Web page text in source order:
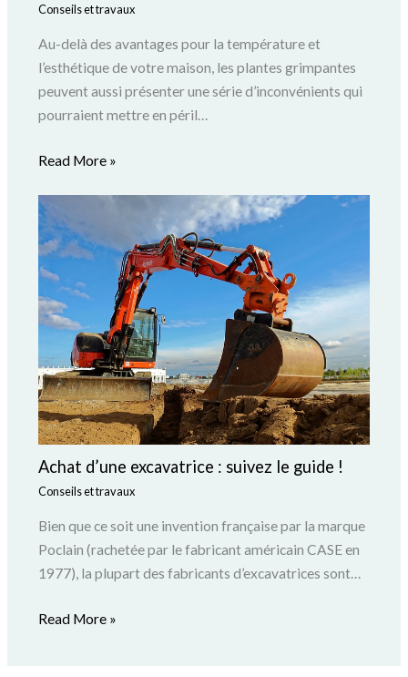
Conseils et travaux
Au-delà des avantages pour la température et
l’esthétique de votre maison, les plantes grimpantes
peuvent aussi présenter une série d’inconvénients qui
pourraient mettre en péril…
Read More »
Achat d’une excavatrice : suivez le guide !
Conseils et travaux
Bien que ce soit une invention française par la marque
Poclain (rachetée par le fabricant américain CASE en
1977), la plupart des fabricants d’excavatrices sont…
Read More »